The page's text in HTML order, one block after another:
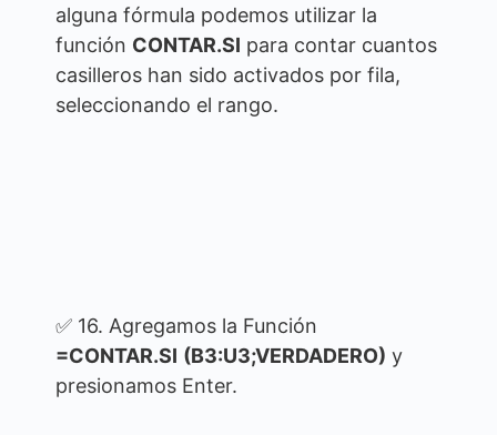
alguna fórmula podemos utilizar la
función CONTAR.SI para contar cuantos
casilleros han sido activados por fila,
seleccionando el rango.
✅ 16. Agregamos la Función
=CONTAR.SI (B3:U3;VERDADERO) y
presionamos Enter.